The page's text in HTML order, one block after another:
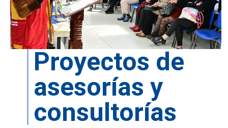
Proyectos de
asesorías y
consultorías